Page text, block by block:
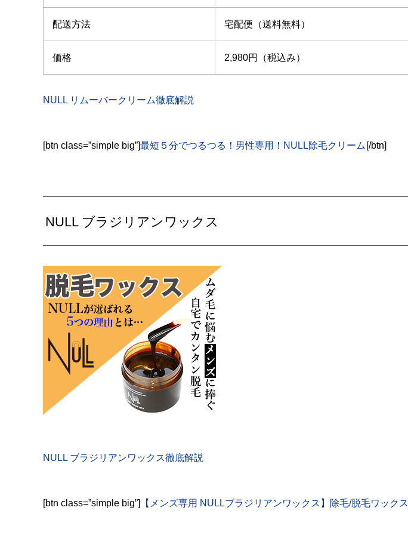
配送方法 宅配便（送料無料）
価格 2,980円（税込み）
NULL リムーバークリーム徹底解説
[btn class=”simple big”]最短５分でつるつる！男性専用！NULL除毛クリーム [/btn]
NULL ブラジリアンワックス
NULL ブラジリアンワックス徹底解説
[btn class=”simple big”] 【メンズ専用 NULLブラジリアンワックス】除毛/脱毛ワックス